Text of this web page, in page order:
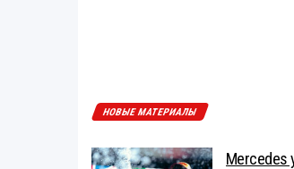
НОВЫЕ МАТЕРИАЛЫ
Mercedes